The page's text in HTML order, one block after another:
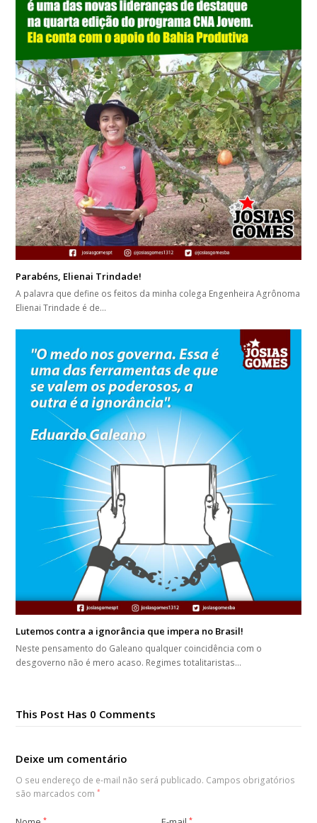
Parabéns, Elienai Trindade!
A palavra que define os feitos da minha colega Engenheira Agrônoma
Elienai Trindade é de…
Lutemos contra a ignorância que impera no Brasil!
Neste pensamento do Galeano qualquer coincidência com o
desgoverno não é mero acaso. Regimes totalitaristas…
This Post Has 0 Comments
Deixe um comentário
O seu endereço de e-mail não será publicado. Campos obrigatórios
são marcados com*
* *